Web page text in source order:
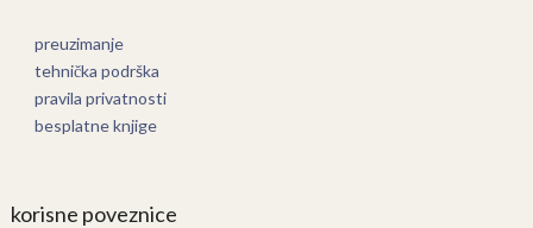
preuzimanje
tehnička podrška
pravila privatnosti
besplatne knjige
korisne poveznice